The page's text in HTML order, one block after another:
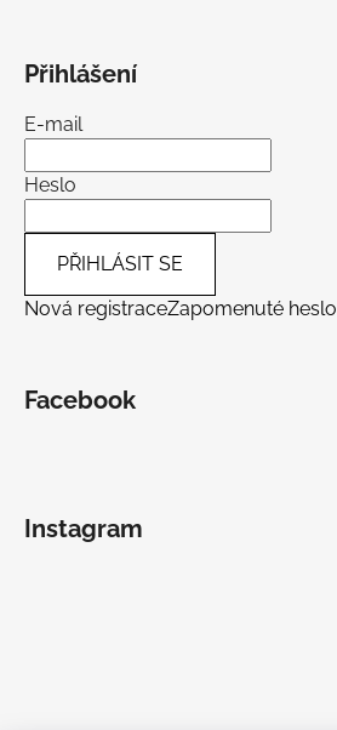
Přihlášení
E-mail
Heslo
PŘIHLÁSIT SE
Nová registraceZapomenuté heslo
Facebook
Instagram